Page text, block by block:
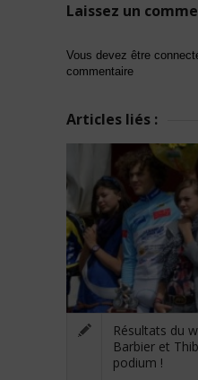
Laissez un
Vous devez être
commentaire
Articles liés :
Résultats du
Barbier et
podium !